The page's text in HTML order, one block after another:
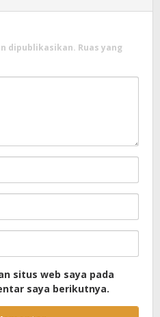
dipublikasikan. Ruas yang
situs web saya pada
saya berikutnya.